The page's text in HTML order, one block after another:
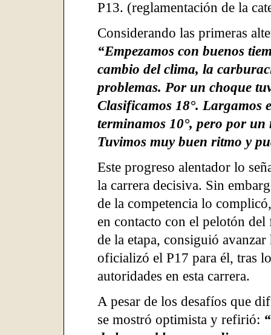
P13. (reglamentación de la
Considerando las primeras
“Empezamos con buenos
cambio del clima, la
problemas. Por un choque
Clasificamos 18°. Largamos
terminamos 10°, pero por
Tuvimos muy buen ritmo y
Este progreso alentador lo
la carrera decisiva. Sin
de la competencia lo
en contacto con el pelotón
de la etapa, consiguió
oficializó el P17 para él, tras
autoridades en esta carrera.
A pesar de los desafíos que
se mostró optimista y refirió: